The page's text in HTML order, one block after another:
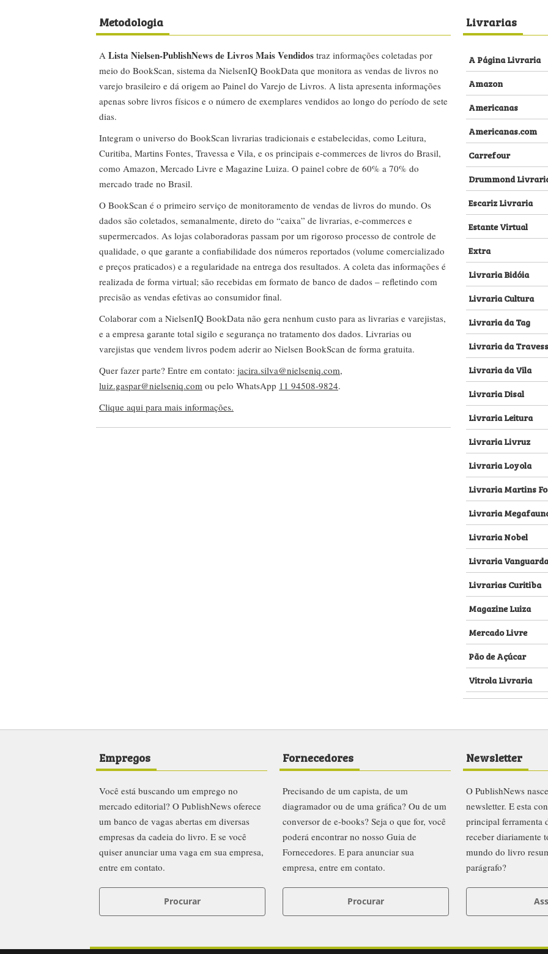
Metodologia
A Lista Nielsen-PublishNews de Livros Mais Vendidos traz informações coletadas por
meio do BookScan, sistema da NielsenIQ BookData que monitora as vendas de livros no
varejo brasileiro e dá origem ao Painel do Varejo de Livros. A lista apresenta informações
apenas sobre livros físicos e o número de exemplares vendidos ao longo do período de sete
dias.
Integram o universo do BookScan livrarias tradicionais e estabelecidas, como Leitura,
Curitiba, Martins Fontes, Travessa e Vila, e os principais e-commerces de livros do Brasil,
como Amazon, Mercado Livre e Magazine Luiza. O painel cobre de 60% a 70% do
mercado trade no Brasil.
O BookScan é o primeiro serviço de monitoramento de vendas de livros do mundo. Os
dados são coletados, semanalmente, direto do “caixa” de livrarias, e-commerces e
supermercados. As lojas colaboradoras passam por um rigoroso processo de controle de
qualidade, o que garante a confiabilidade dos números reportados (volume comercializado
e preços praticados) e a regularidade na entrega dos resultados. A coleta das informações é
realizada de forma virtual; são recebidas em formato de banco de dados – refletindo com
precisão as vendas efetivas ao consumidor final.
Colaborar com a NielsenIQ BookData não gera nenhum custo para as livrarias e varejistas,
e a empresa garante total sigilo e segurança no tratamento dos dados. Livrarias ou
varejistas que vendem livros podem aderir ao Nielsen BookScan de forma gratuita.
Quer fazer parte? Entre em contato: jacira.silva@nielseniq.com,
luiz.gaspar@nielseniq.com ou pelo WhatsApp 11 94508-9824.
Clique aqui para mais informações.
Livrarias
A Página Livraria
Amazon
Americanas
Americanas.com
Carrefour
Drummond
Escariz Livraria
Estante Virtual
Extra
Livraria Bidóia
Livraria Cultura
Livraria da Tag
Livraria da
Livraria da Vila
Livraria Disal
Livraria Leitura
Livraria Livruz
Livraria Loyola
Livraria Martins
Livraria
Livraria Nobel
Livraria Vanguarda
Livrarias Curitiba
Magazine Luiza
Mercado Livre
Pão de Açúcar
Vitrola Livraria
Empregos
Você está buscando um emprego no
mercado editorial? O PublishNews oferece
um banco de vagas abertas em diversas
empresas da cadeia do livro. E se você
quiser anunciar uma vaga em sua empresa,
entre em contato.
Procurar
Fornecedores
Precisando de um capista, de um
diagramador ou de uma gráfica? Ou de um
conversor de e-books? Seja o que for, você
poderá encontrar no nosso Guia de
Fornecedores. E para anunciar sua
empresa, entre em contato.
Procurar
Newsletter
O PublishNews
newsletter. E esta
principal ferramenta
receber diariamente
mundo do livro
parágrafo?